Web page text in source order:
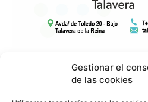
Gestionar el
de las cookies